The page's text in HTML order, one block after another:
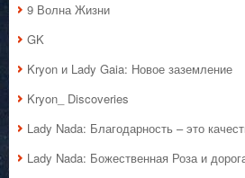
9 Волна Жизни
GK
Kryon и Lady Gaia: Новое заземление
Kryon_ Discoveries
Lady Nada: Благодарность – это
Lady Nada: Божественная Роза и